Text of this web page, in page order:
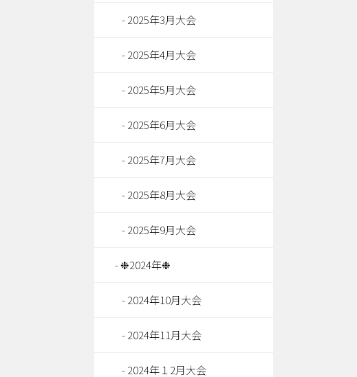
2025年3月大会
2025年4月大会
2025年5月大会
2025年6月大会
2025年7月大会
2025年8月大会
2025年9月大会
❉2024年❉
2024年10月大会
2024年11月大会
2024年１2月大会